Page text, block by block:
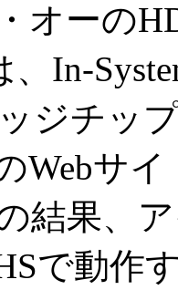
オーの
、In-
ジチッ
Webサ
結果、
で動作